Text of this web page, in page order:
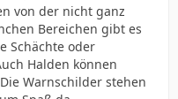
von der nicht ganz
Bereichen gibt es
Schächte oder
Halden können
Warnschilder stehen